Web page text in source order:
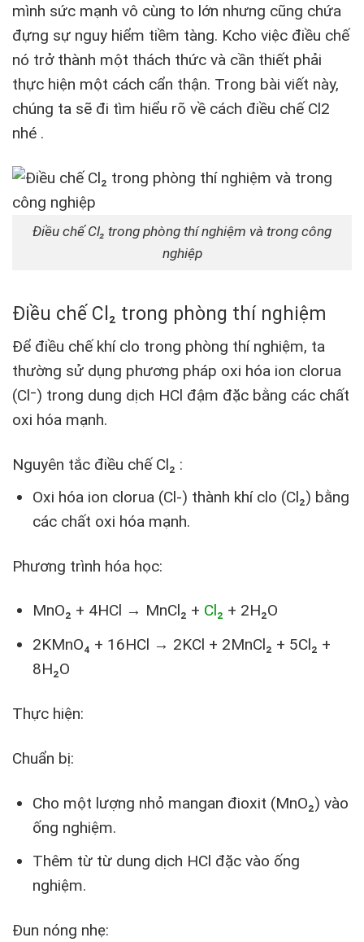
mình sức mạnh vô cùng to lớn nhưng cũng chứa
đựng sự nguy hiểm tiềm tàng. Kcho việc điều chế
nó trở thành một thách thức và cần thiết phải
thực hiện một cách cẩn thận. Trong bài viết này,
chúng ta sẽ đi tìm hiểu rõ về cách điều chế Cl2
nhé .
Điều chế Cl₂ trong phòng thí nghiệm và trong công
nghiệp
Điều chế Cl₂ trong phòng thí nghiệm
Để điều chế khí clo trong phòng thí nghiệm, ta
thường sử dụng phương pháp oxi hóa ion clorua
(Cl⁻) trong dung dịch HCl đậm đặc bằng các chất
oxi hóa mạnh.
Nguyên tắc điều chế Cl₂ :
Oxi hóa ion clorua (Cl-) thành khí clo (Cl₂) bằng
các chất oxi hóa mạnh.
Phương trình hóa học:
MnO₂ + 4HCl → MnCl₂ + Cl₂ + 2H₂O
2KMnO₄ + 16HCl → 2KCl + 2MnCl₂ + 5Cl₂ +
8H₂O
Thực hiện:
Chuẩn bị:
Cho một lượng nhỏ mangan đioxit (MnO₂) vào
ống nghiệm.
Thêm từ từ dung dịch HCl đặc vào ống
nghiệm.
Đun nóng nhẹ: